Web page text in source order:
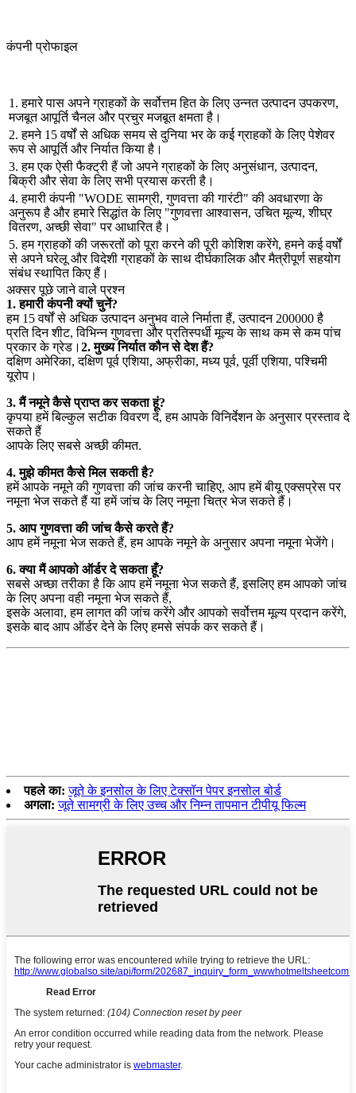
कंपनी प्रोफाइल
1. हमारे पास अपने ग्राहकों के सर्वोत्तम हित के लिए उन्नत उत्पादन उपकरण,
मजबूत आपूर्ति चैनल और प्रचुर मजबूत क्षमता है।
2. हमने 15 वर्षों से अधिक समय से दुनिया भर के कई ग्राहकों के लिए पेशेवर
रूप से आपूर्ति और निर्यात किया है।
3. हम एक ऐसी फैक्ट्री हैं जो अपने ग्राहकों के लिए अनुसंधान, उत्पादन,
बिक्री और सेवा के लिए सभी प्रयास करती है।
4. हमारी कंपनी "WODE सामग्री, गुणवत्ता की गारंटी" की अवधारणा के
अनुरूप है और हमारे सिद्धांत के लिए "गुणवत्ता आश्वासन, उचित मूल्य, शीघ्र
वितरण, अच्छी सेवा" पर आधारित है।
5. हम ग्राहकों की जरूरतों को पूरा करने की पूरी कोशिश करेंगे, हमने कई वर्षों
से अपने घरेलू और विदेशी ग्राहकों के साथ दीर्घकालिक और मैत्रीपूर्ण सहयोग
संबंध स्थापित किए हैं।
अक्सर पूछे जाने वाले प्रश्न
1. हमारी कंपनी क्यों चुनें?
हम 15 वर्षों से अधिक उत्पादन अनुभव वाले निर्माता हैं, उत्पादन 200000 है
प्रति दिन शीट, विभिन्न गुणवत्ता और प्रतिस्पर्धी मूल्य के साथ कम से कम पांच
प्रकार के ग्रेड। 2. मुख्य निर्यात कौन से देश हैं?
दक्षिण अमेरिका, दक्षिण पूर्व एशिया, अफ्रीका, मध्य पूर्व, पूर्वी एशिया, पश्चिमी
यूरोप।
3. मैं नमूने कैसे प्राप्त कर सकता हूं?
कृपया हमें बिल्कुल सटीक विवरण दें, हम आपके विनिर्देशन के अनुसार प्रस्ताव दे
सकते हैं
आपके लिए सबसे अच्छी कीमत.
4. मुझे कीमत कैसे मिल सकती है?
हमें आपके नमूने की गुणवत्ता की जांच करनी चाहिए, आप हमें बीयू एक्सप्रेस पर
नमूना भेज सकते हैं या हमें जांच के लिए नमूना चित्र भेज सकते हैं।
5. आप गुणवत्ता की जांच कैसे करते हैं?
आप हमें नमूना भेज सकते हैं, हम आपके नमूने के अनुसार अपना नमूना भेजेंगे।
6. क्या मैं आपको ऑर्डर दे सकता हूँ?
सबसे अच्छा तरीका है कि आप हमें नमूना भेज सकते हैं, इसलिए हम आपको जांच
के लिए अपना वही नमूना भेज सकते हैं,
इसके अलावा, हम लागत की जांच करेंगे और आपको सर्वोत्तम मूल्य प्रदान करेंगे,
इसके बाद आप ऑर्डर देने के लिए हमसे संपर्क कर सकते हैं।
पहले का: जूते के इनसोल के लिए टेक्सॉन पेपर इनसोल बोर्ड
अगला: जूते सामग्री के लिए उच्च और निम्न तापमान टीपीयू फिल्म